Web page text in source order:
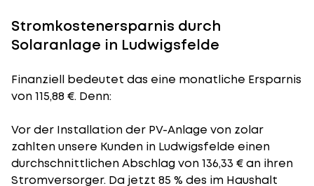
Stromkostenersparnis durch
Solaranlage in Ludwigsfelde
Finanziell bedeutet das eine monatliche Ersparnis
von 115,88 €. Denn:
Vor der Installation der PV-Anlage von zolar
zahlten unsere Kunden in Ludwigsfelde einen
durchschnittlichen Abschlag von 136,33 € an ihren
Stromversorger. Da jetzt 85 % des im Haushalt